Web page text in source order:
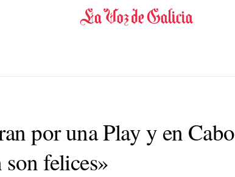
por una Play y en Cabo
felices»